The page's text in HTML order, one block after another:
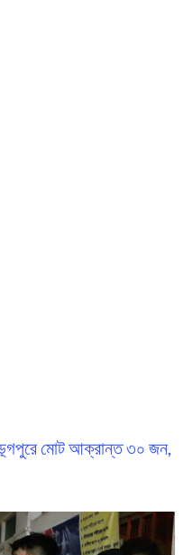
মোট আক্রান্ত ৩০ জন,